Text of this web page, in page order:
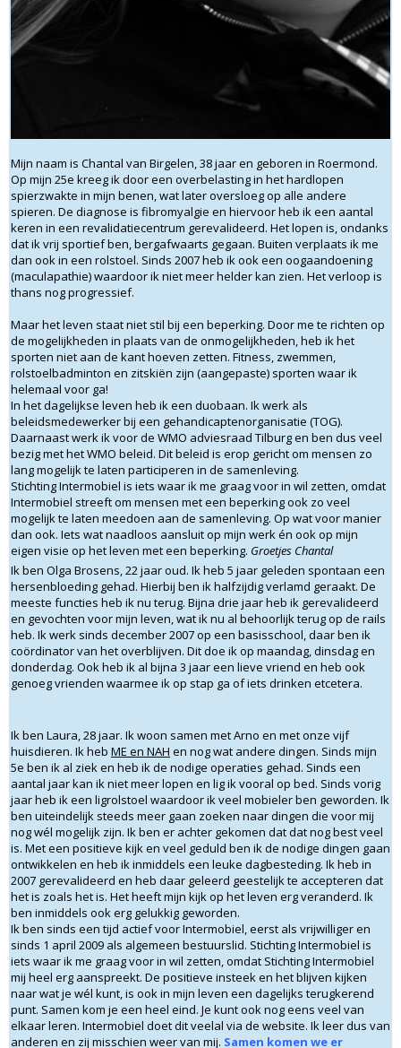
Mijn naam is Chantal van Birgelen, 38 jaar en geboren in Roermond.
Op mijn 25e kreeg ik door een overbelasting in het hardlopen
spierzwakte in mijn benen, wat later oversloeg op alle andere
spieren. De diagnose is fibromyalgie en hiervoor heb ik een aantal
keren in een revalidatiecentrum gerevalideerd. Het lopen is, ondanks
dat ik vrij sportief ben, bergafwaarts gegaan. Buiten verplaats ik me
dan ook in een rolstoel. Sinds 2007 heb ik ook een oogaandoening
(maculapathie) waardoor ik niet meer helder kan zien. Het verloop is
thans nog progressief.
Maar het leven staat niet stil bij een beperking. Door me te richten op
de mogelijkheden in plaats van de onmogelijkheden, heb ik het
sporten niet aan de kant hoeven zetten. Fitness, zwemmen,
rolstoelbadminton en zitskiën zijn (aangepaste) sporten waar ik
helemaal voor ga!
In het dagelijkse leven heb ik een duobaan. Ik werk als
beleidsmedewerker bij een gehandicaptenorganisatie (TOG).
Daarnaast werk ik voor de WMO adviesraad Tilburg en ben dus veel
bezig met het WMO beleid. Dit beleid is erop gericht om mensen zo
lang mogelijk te laten participeren in de samenleving.
Stichting Intermobiel is iets waar ik me graag voor in wil zetten, omdat
Intermobiel streeft om mensen met een beperking ook zo veel
mogelijk te laten meedoen aan de samenleving. Op wat voor manier
dan ook. Iets wat naadloos aansluit op mijn werk én ook op mijn
eigen visie op het leven met een beperking. Groetjes Chantal
Ik ben Olga Brosens, 22 jaar oud. Ik heb 5 jaar geleden spontaan een
hersenbloeding gehad. Hierbij ben ik halfzijdig verlamd geraakt. De
meeste functies heb ik nu terug. Bijna drie jaar heb ik gerevalideerd
en gevochten voor mijn leven, wat ik nu al behoorlijk terug op de rails
heb. Ik werk sinds december 2007 op een basisschool, daar ben ik
coördinator van hetoverblijven. Dit doe ik op maandag, dinsdag en
donderdag. Ook heb ik al bijna 3 jaar een lieve vriend en heb ook
genoeg vrienden waarmee ik op stap ga of iets drinken etcetera.
Ik ben Laura, 28 jaar. Ik woon samen met Arno en met onze vijf
huisdieren. Ik heb ME en NAH en nog wat andere dingen. Sinds mijn
5e ben ik al ziek en heb ik de nodige operaties gehad. Sinds een
aantal jaar kan ik niet meer lopen en lig ik vooral op bed. Sinds vorig
jaar heb ik een ligrolstoel waardoor ik veel mobieler ben geworden. Ik
ben uiteindelijk steeds meer gaan zoeken naar dingen die voor mij
nog wél mogelijk zijn. Ik ben er achter gekomen dat dat nog best veel
is. Met een positieve kijk en veel geduld ben ik de nodige dingen gaan
ontwikkelen en heb ik inmiddels een leuke dagbesteding. Ik heb in
2007 gerevalideerd en heb daar geleerd geestelijk te accepteren dat
het is zoals het is. Het heeft mijn kijk op het leven erg veranderd. Ik
ben inmiddels ook erg gelukkig geworden.
Ik ben sinds een tijd actief voor Intermobiel, eerst als vrijwilliger en
sinds 1 april 2009 als algemeen bestuurslid. Stichting Intermobiel is
iets waar ik me graag voor in wil zetten, omdat Stichting Intermobiel
mij heel erg aanspreekt. De positieve insteek en het blijven kijken
naar wat je wél kunt, is ook in mijn leven een dagelijks terugkerend
punt. Samen kom je een heel eind. Je kunt ook nog eens veel van
elkaar leren. Intermobiel doet dit veelal via de website. Ik leer dus van
anderen en zij misschien weer van mij. Samen komen we er